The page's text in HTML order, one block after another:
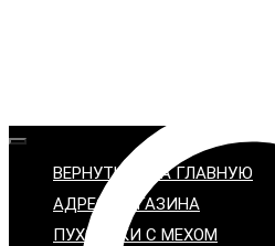
ВЕРНУТЬСЯ НА ГЛАВНУЮ
АДРЕС МАГАЗИНА
ПУХОВИКИ С МЕХОМ